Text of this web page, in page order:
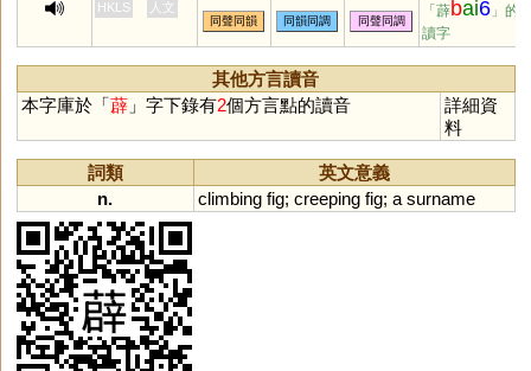
HKLS
人文
同聲同韻 同韻同調 同聲同調
「薜bai6 」的
讀字
其他方言讀音
本字庫於「薜」字下錄有2個方言點的讀音
詳細資
料
詞類
英文意義
n.
climbing fig; creeping fig; a surname